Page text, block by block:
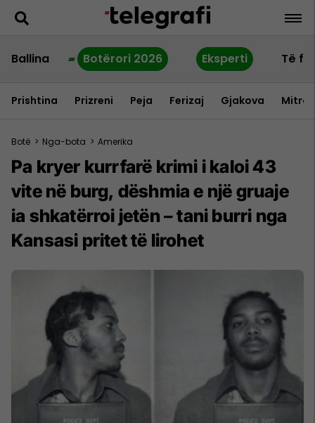
Ballina Botërori 2026 Eksperti Të
Prishtina Prizreni Peja Ferizaj Gjakova
Botë > Nga-bota > Amerika
Pa kryer kurrfarë krimi i kaloi 43
vite në burg, dëshmia e një gruaje
ia shkatërroi jetën – tani burri nga
Kansasi pritet të lirohet